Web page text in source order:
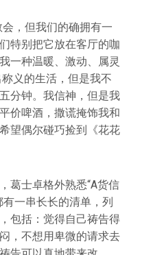
，但我们的确拥有一
特别把它放在客厅的咖
一种温暖、激动、属灵
义的生活，但是我不
分钟。我信神，但是我
价啤酒，撒谎掩饰我和
望偶尔碰巧捡到《花花
葛士卓格外熟悉“A货信
一串长长的清单，列
包括：觉得自己祷告得
，不想用卑微的请求去